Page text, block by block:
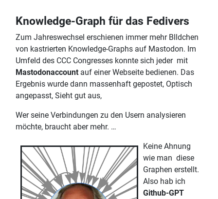
Knowledge-Graph für das Fedivers
Zum Jahreswechsel erschienen immer mehr Blldchen
von kastrierten Knowledge-Graphs auf Mastodon. Im
Umfeld des CCC Congresses konnte sich jeder mit
Mastodonaccount auf einer Webseite bedienen. Das
Ergebnis wurde dann massenhaft gepostet, Optisch
angepasst, Sieht gut aus,
Wer seine Verbindungen zu den Usern analysieren
möchte, braucht aber mehr. …
Keine Ahnung
wie man diese
Graphen erstellt.
Also hab ich
Github-GPT